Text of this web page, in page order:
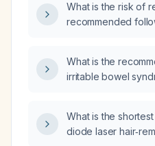
What is the risk of
recommended
What is the
irritable bowel
What is the
diode laser